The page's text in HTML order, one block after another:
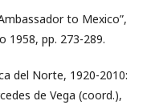
to Mexico”,
1958, pp. 273-289.
del Norte, 1920-2010:
de Vega (coord.),